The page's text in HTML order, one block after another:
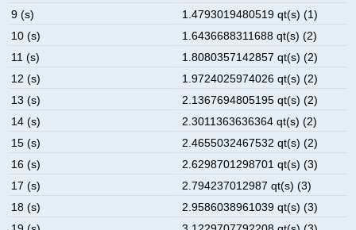
9 (s)
1.4793019480519 qt(s) (1)
10 (s)
1.6436688311688 qt(s) (2)
11 (s)
1.8080357142857 qt(s) (2)
12 (s)
1.9724025974026 qt(s) (2)
13 (s)
2.1367694805195 qt(s) (2)
14 (s)
2.3011363636364 qt(s) (2)
15 (s)
2.4655032467532 qt(s) (2)
16 (s)
2.6298701298701 qt(s) (3)
17 (s)
2.794237012987 qt(s) (3)
18 (s)
2.9586038961039 qt(s) (3)